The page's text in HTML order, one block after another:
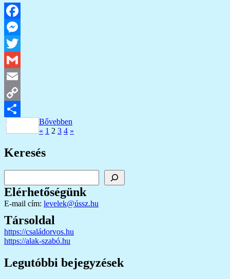
Facebook
Messenger
Twitter
Gmail
Email
Copy
Link
Ossza
Bővebben
Bejegyzések
lapozása
« Previous
1 2 3 4 Next
»
Keresés
Elérhetőségünk
E-mail cím: levelek@ússz.hu
Társoldal
https://családorvos.hu
https://alak-szabó.hu
Legutóbbi bejegyzések